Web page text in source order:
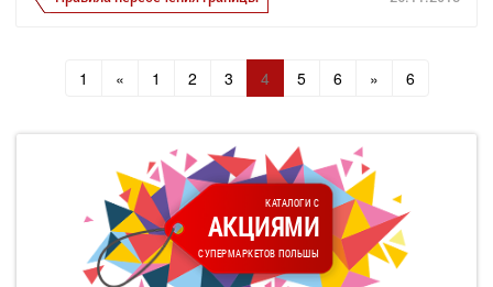
1 « 1 2 3 4 5 6 » 6
КАТАЛОГИ С
АКЦИЯМИ
СУПЕРМАРКЕТОВ ПОЛЬШЫ